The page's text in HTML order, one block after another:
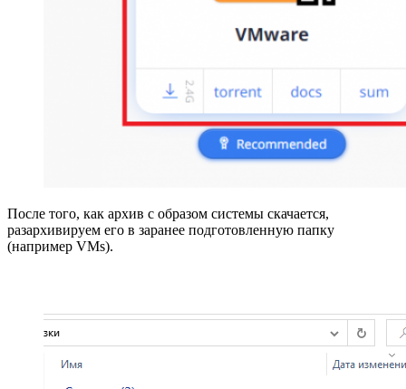
После того, как архив с образом системы скачается,
разархивируем его в заранее подготовленную папку
(например VMs).